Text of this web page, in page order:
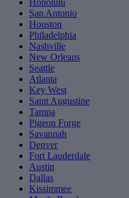
Honolulu
San Antonio
Houston
Philadelphia
Nashville
New Orleans
Seattle
Atlanta
Key West
Saint Augustine
Tampa
Pigeon Forge
Savannah
Denver
Fort Lauderdale
Austin
Dallas
Kissimmee